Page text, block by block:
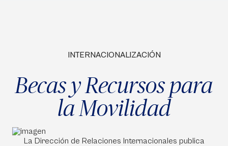
INTERNACIONALIZACIÓN
Becas y Recursos para
la Movilidad
La Dirección de Relaciones Internacionales publica